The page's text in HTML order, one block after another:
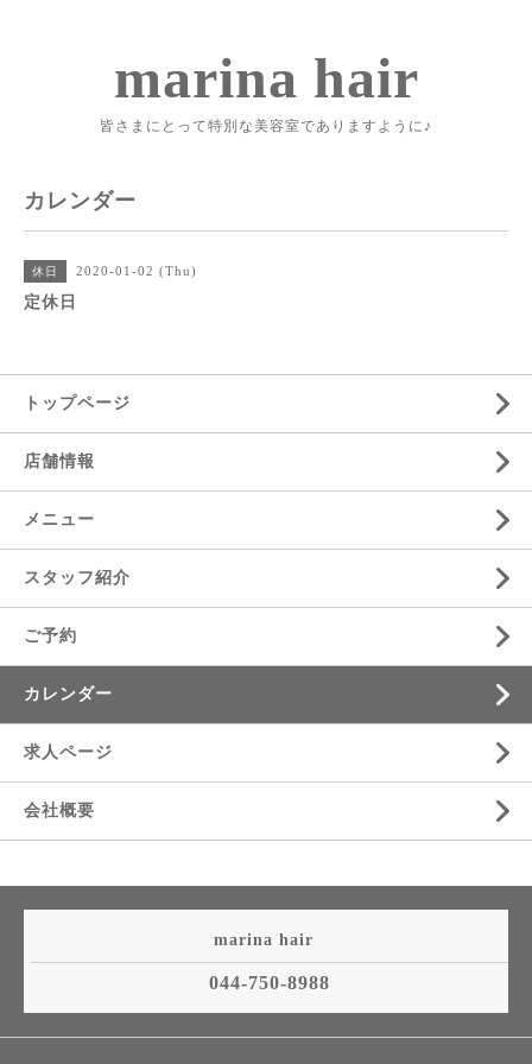
marina hair
皆さまにとって特別な美容室でありますように♪
カレンダー
休日 2020-01-02 (Thu)
定休日
トップページ
店舗情報
メニュー
スタッフ紹介
ご予約
カレンダー
求人ページ
会社概要
marina hair
044-750-8988